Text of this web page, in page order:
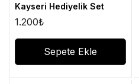
Kayseri Hediyelik Set
1.200₺
Sepete Ekle